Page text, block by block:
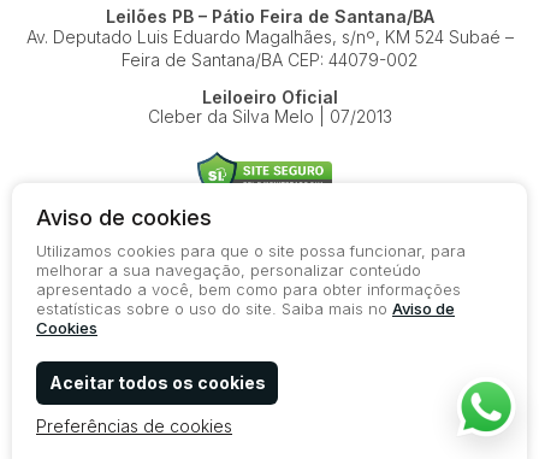
Leilões PB – Pátio Feira de Santana/BA
Av. Deputado Luis Eduardo Magalhães, s/nº, KM 524Subaé –
Feira de Santana/BA CEP: 44079-002
Leiloeiro Oficial
Cleber da Silva Melo | 07/2013
© 2026-present - Todos os direitos reservados
Política de Privacidade
Termos de Uso
Aviso de cookies
Utilizamos cookies para que o site possa funcionar, para
melhorar a sua navegação, personalizar conteúdo
apresentado a você, bem como para obter informações
estatísticas sobre o uso do site. Saiba mais no Aviso de
Cookies
Aceitar todos os cookies
Preferências de cookies